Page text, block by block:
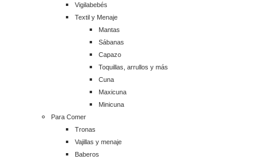
Vigilabebés
Textil y Menaje
Mantas
Sábanas
Capazo
Toquillas, arrullos y más
Cuna
Maxicuna
Minicuna
Para Comer
Tronas
Vajillas y menaje
Baberos